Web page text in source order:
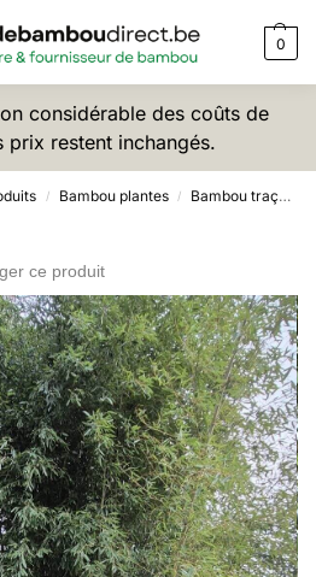
0
considérable des coûts de
prix restent inchangés.
/ Bambou plantes / Bambou traçant
ce produit